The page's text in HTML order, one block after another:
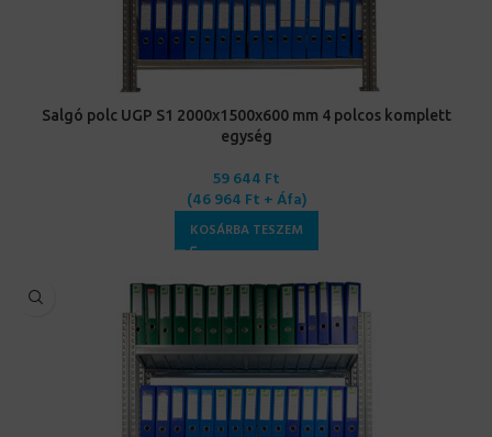
Salgó polc UGP S1 2000x1500x600 mm 4 polcos komplett
egység
59 644 Ft
(46 964 Ft + Áfa)
KOSÁRBA TESZEM